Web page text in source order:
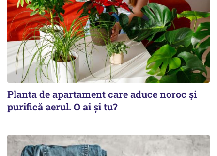
Planta de apartament care aduce noroc și
purifică aerul. O ai și tu?